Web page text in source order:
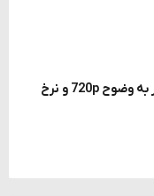
شرکت HKC از اولین مانیتور گیمینگ مجهز به وضوح 720p و نرخ